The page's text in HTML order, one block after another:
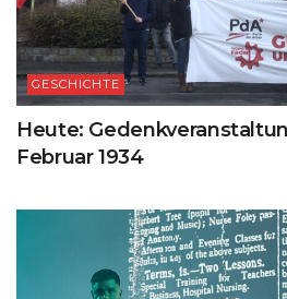
GESCHICHTE
Heute:
Februar 1934